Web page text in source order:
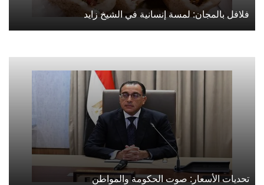
فلافل بالمجان: لمسة إنسانية في الشيخ زايد
تحديات الأسعار: صوت الحكومة والمواطن